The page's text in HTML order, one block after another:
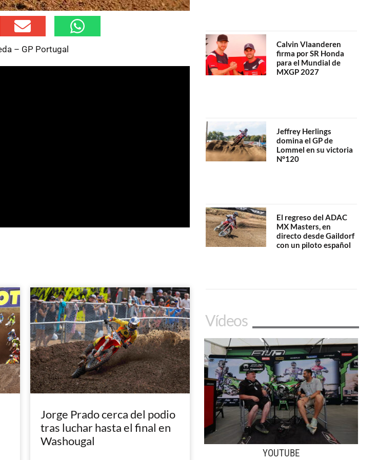
– GP Portugal
Jorge Prado cerca del podio
tras luchar hasta el final en
Washougal
Calvin Vlaanderen
firma por SR Honda
para el Mundial de
MXGP 2027
Jeffrey Herlings
domina el GP de
Lommel en su victoria
N°120
El regreso del ADAC
MX Masters, en
directo desde Gaildorf
con un piloto español
Vídeos
YOUTUBE